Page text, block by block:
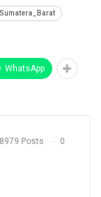
Sumatera_Barat
WhatsApp
8979 Posts 0